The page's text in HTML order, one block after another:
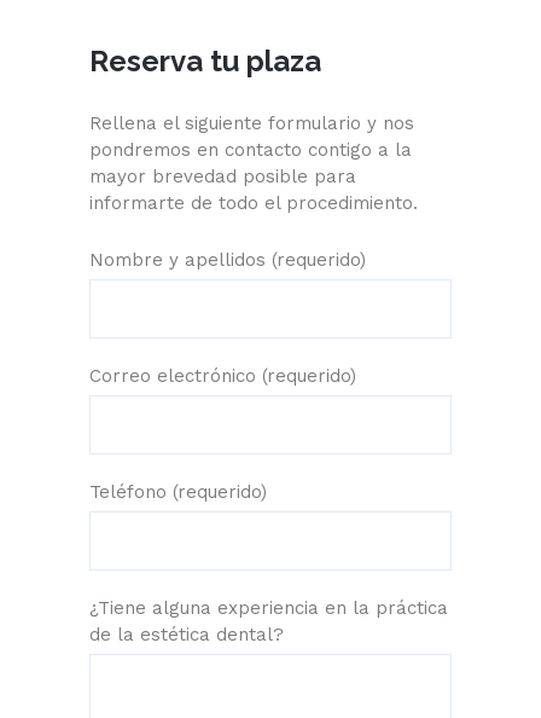
Reserva tu plaza
Rellena el siguiente formulario y nos
pondremos en contacto contigo a la
mayor brevedad posible para
informarte de todo el procedimiento.
Nombre y apellidos (requerido)
Correo electrónico (requerido)
Teléfono (requerido)
¿Tiene alguna experiencia en la práctica
de la estética dental?